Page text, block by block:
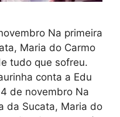
Na primeira
Maria do Carmo
tudo que sofreu.
conta a Edu
de novembro Na
da Sucata, Maria do